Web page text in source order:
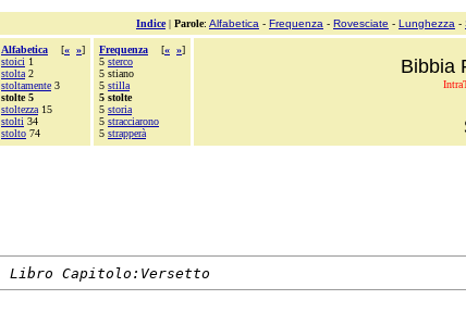
Indice| Parole: Alfabetica - Frequenza - Rovesciate - Lunghezza -
Alfabetica [« »]
stoici 1
stolta 2
stoltamente 3
stolte 5
stoltezza 15
stolti 34
stolto 74
Frequenza [« »]
5 sterco
5 stiano
5 stilla
5 stolte
5 storia
5 stracciarono
5 strapperà
Bibbia
Libro Capitolo:Versetto